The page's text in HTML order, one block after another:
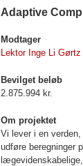
Adaptive
Modtager
Lektor Inge Li Gørtz
Bevilget beløb
2.875.994 kr.
Om projektet
Vi lever i en
udføre beregninger